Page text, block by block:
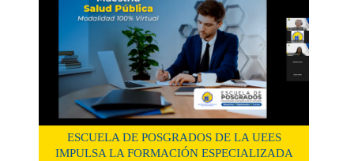
ESCUELA DE POSGRADOS DE LA UEES
IMPULSA LA FORMACIÓN ESPECIALIZADA